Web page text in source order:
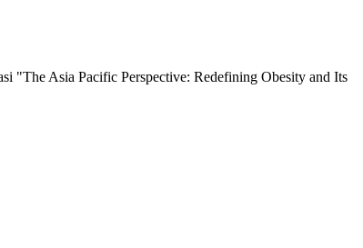
"The Asia Pacific Perspective: Redefining Obesity and Its